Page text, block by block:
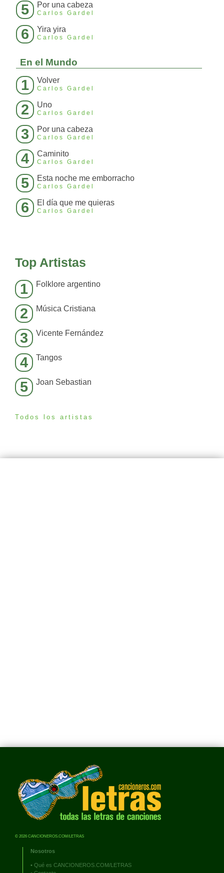
5 Por una cabeza
Carlos Gardel
6 Yira yira
Carlos Gardel
En el Mundo
1 Volver
Carlos Gardel
2 Uno
Carlos Gardel
3 Por una cabeza
Carlos Gardel
4 Caminito
Carlos Gardel
5 Esta noche me emborracho
Carlos Gardel
6 El día que me quieras
Carlos Gardel
Top Artistas
1 Folklore argentino
2 Música Cristiana
3 Vicente Fernández
4 Tangos
5 Joan Sebastian
Todos los artistas
© 2026 CANCIONEROS.COM/LETRAS
Nosotros
• Qué es CANCIONEROS.COM/LETRAS